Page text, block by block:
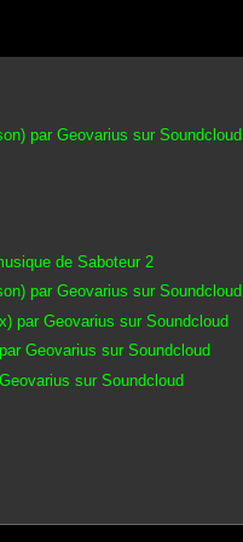
par Geovarius sur Soundcloud
de Saboteur 2
par Geovarius sur Soundcloud
par Geovarius sur Soundcloud
Geovarius sur Soundcloud
sur Soundcloud